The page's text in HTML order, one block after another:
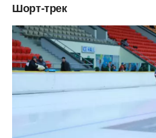
Шорт-трек